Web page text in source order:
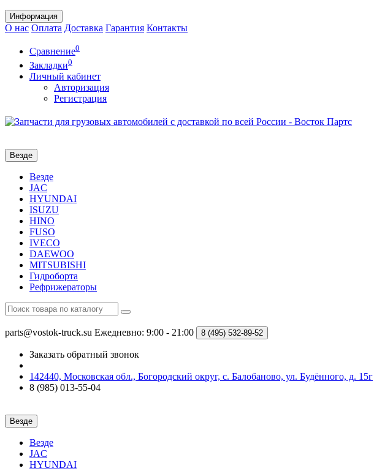
Информация
О нас Оплата Доставка Гарантия Контакты
Сравнение0
Закладки0
Личный кабинет
Авторизация
Регистрация
Везде
Везде
JAC
HYUNDAI
ISUZU
HINO
FUSO
IVECO
DAEWOO
MITSUBISHI
Гидроборта
Рефрижераторы
parts@vostok-truck.su Ежедневно: 9:00 - 21:00 8 (495) 532-89-52
Заказать обратный звонок
142440, Московская обл., Богородский округ, с. Балобаново, ул. Будённого, д. 15г
8 (985) 013-55-04
Везде
Везде
JAC
HYUNDAI